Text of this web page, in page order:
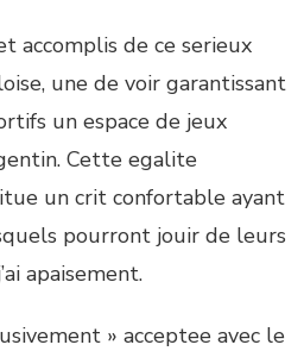
accomplis de ce serieux
une de voir garantissant
un espace de jeux
Cette egalite
un crit confortable ayant
pourront jouir de leurs
apaisement.
» acceptee avec le